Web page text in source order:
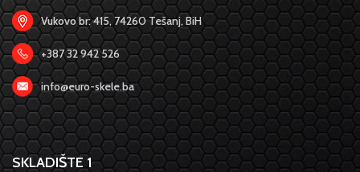
Vukovo br: 415, 74260 Tešanj, BiH
+387 32 942 526
info@euro-skele.ba
SKLADIŠTE 1